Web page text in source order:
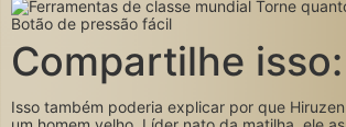
Compartilhe isso:
Isso também poderia explicar por que